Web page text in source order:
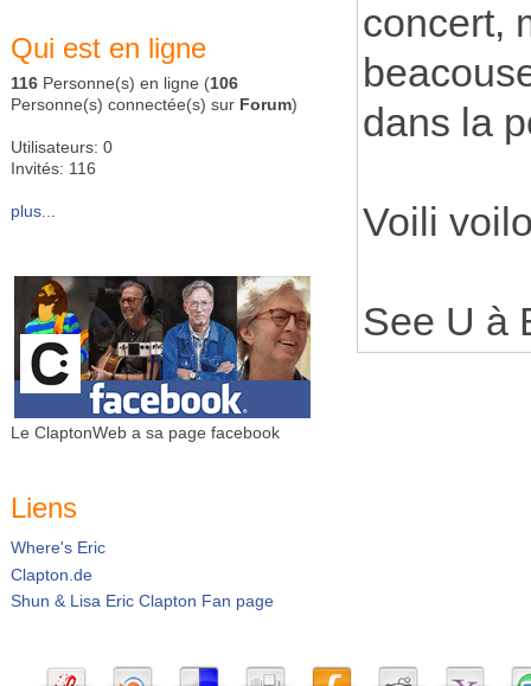
Qui est en ligne
116 Personne(s) en ligne (106
Personne(s) connectée(s) sur Forum)
Utilisateurs: 0
Invités: 116
plus...
Le ClaptonWeb a sa page facebook
Liens
Where's Eric
Clapton.de
Shun & Lisa Eric Clapton Fan page
concert,
dans la
Voili
See U à